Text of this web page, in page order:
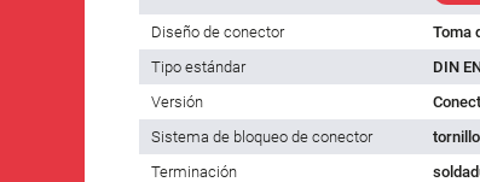
Diseño de conector
Toma
Tipo estándar
DIN
Versión
Sistema de bloqueo de conector
tornillo
Terminación